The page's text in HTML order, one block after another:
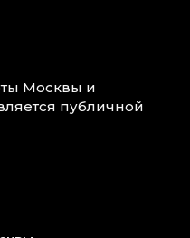
Москвы и
публичной